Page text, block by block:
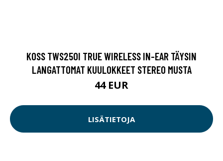
KOSS TWS250I TRUE WIRELESS IN-EAR TÄYSIN
LANGATTOMAT KUULOKKEET STEREO MUSTA
44 EUR
LISÄTIETOJA